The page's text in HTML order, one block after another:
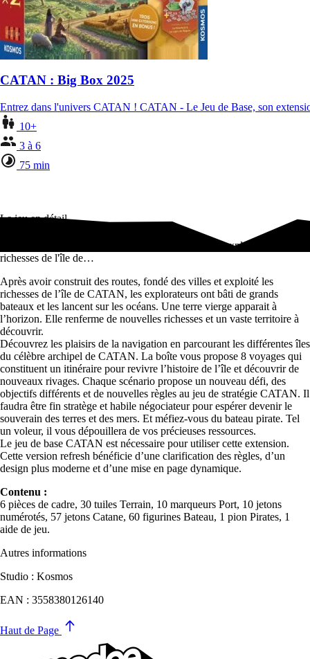
CATAN : Big Box 2025
Entrez dans l'univers CATAN ! CATAN - Le Jeu de Base, son
10+
3 à 6
75 min
Le jeu en détail
Après avoir construit des routes, fondé des villes et exploité les
richesses de l'île de…
Après avoir construit des routes, fondé des villes et exploité les
richesses de l’île de CATAN, les explorateurs ont bâti de grands
bateaux et les lancent sur les océans. Une terre vierge apparait à
l’horizon. Elle renferme de nouvelles richesses et un vaste territoire à
découvrir.
Découvrez les plaisirs de la navigation en parcourant les différentes îles
du célèbre archipel de CATAN. La boîte vous propose 8 voyages qui
constituent un itinéraire pour revivre l’histoire de l’île et découvrir de
nouveaux rivages. Chaque scénario propose un nouveau défi, des
objectifs différents et de nouvelles règles au jeu de stratégie CATAN. Il
faudra être fin stratège et habile négociateur pour espérer devenir le
souverain des terres et des mers. Et méfiez-vous du bateau pirate. Tel
un voleur, il vous dépouillera de vos précieuses ressources.
Le jeu de base CATAN est nécessaire pour utiliser cette extension.
Cette version refresh bénéficie d’une clarification des règles, d’un
design plus moderne et d’une mise en page dynamique.
Contenu :
6 pièces de cadre, 30 tuiles Terrain, 10 marqueurs Port, 10 jetons
numérotés, 57 jetons Catane, 60 figurines Bateau, 1 pion Pirates, 1
aide de jeu.
Autres informations
Studio : Kosmos
EAN : 3558380126140
Haut de Page